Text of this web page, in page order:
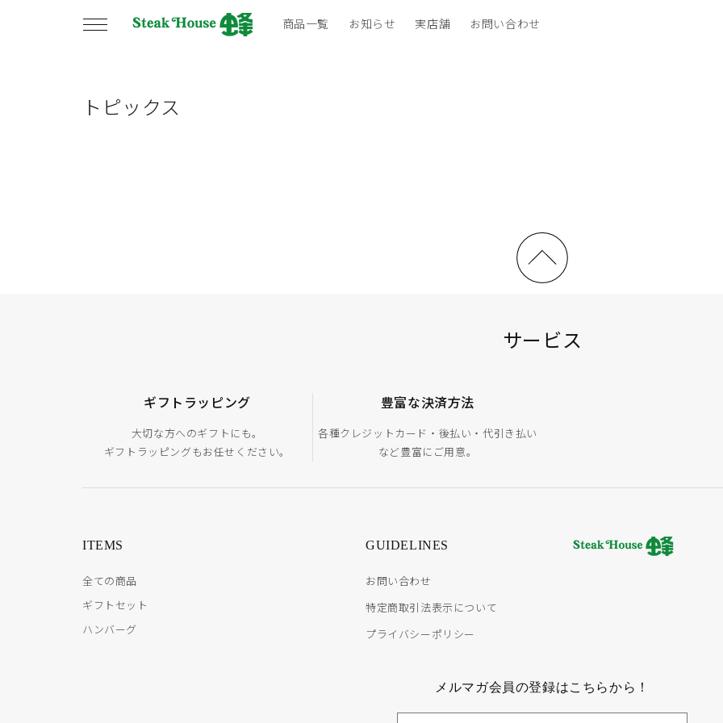
商品一覧 お知らせ 実店舗 お問い合わせ
トピックス
サービス
ギフトラッピング
大切な方へのギフトにも。
ギフトラッピングもお任せください。
豊富な決済方法
各種クレジットカード・後払い・代引き払い
など豊富にご用意。
ITEMS
全ての商品
ギフトセット
ハンバーグ
GUIDELINES
お問い合わせ
特定商取引法表示について
プライバシーポリシー
メルマガ会員の登録はこちらから！